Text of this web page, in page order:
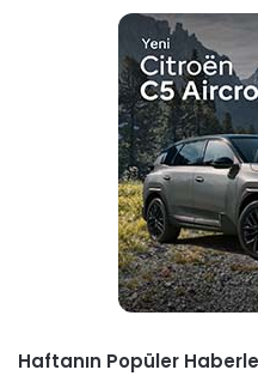
Haftanın Popüler